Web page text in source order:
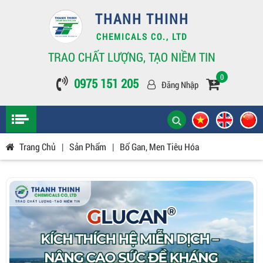
THANH THINH
CHEMICALS CO., LTD
TRAO CHẤT LƯỢNG, TẠO NIỀM TIN
0975 151 205
Đăng Nhập
0
Trang Chủ | Sản Phẩm | Bổ Gan, Men Tiêu Hóa